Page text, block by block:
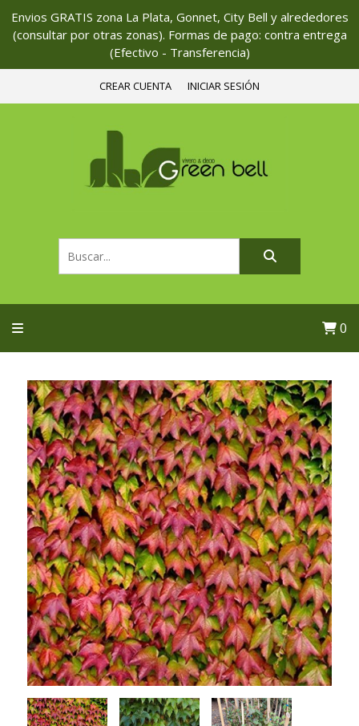
Envios GRATIS zona La Plata, Gonnet, City Bell y alrededores
(consultar por otras zonas). Formas de pago: contra entrega
(Efectivo - Transferencia)
CREAR CUENTA INICIAR SESIÓN
0